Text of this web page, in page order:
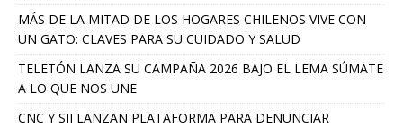
MÁS DE LA MITAD DE LOS HOGARES CHILENOS VIVE CON
UN GATO: CLAVES PARA SU CUIDADO Y SALUD
TELETÓN LANZA SU CAMPAÑA 2026 BAJO EL LEMA SÚMATE
A LO QUE NOS UNE
CNC Y SII LANZAN PLATAFORMA PARA DENUNCIAR